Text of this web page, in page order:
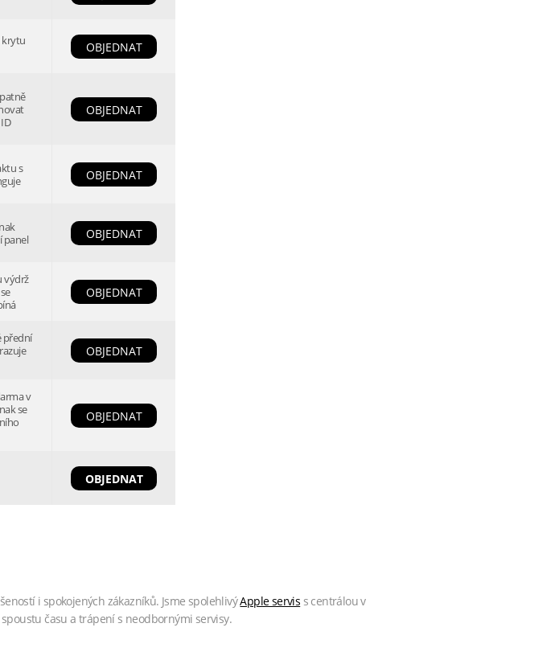
krytu
OBJEDNAT
OBJEDNAT
s
OBJEDNAT
panel
OBJEDNAT
výdrž
OBJEDNAT
přední
OBJEDNAT
v
se
OBJEDNAT
OBJEDNAT
i spokojených zákazníků. Jsme spolehlivýApple servis s centrálou v
času a trápení s neodbornými servisy.